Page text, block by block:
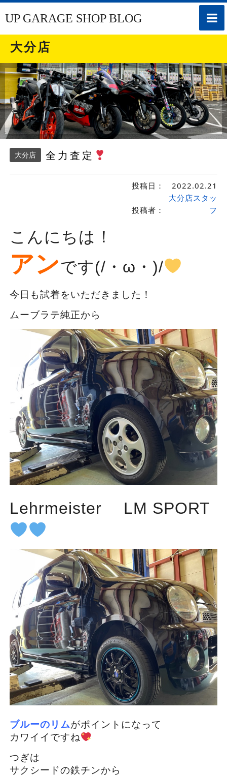
toggle
UP GARAGE SHOP BLOG
大分店
大分店 全力査定
投稿日： 2022.02.21
投稿者：
大分店スタッ
フ
こんにちは！
アンです(/・ω・)/
今日も試着をいただきました！
ムーブラテ純正から
Lehrmeister LM SPORT
ブルーのリムがポイントになって
カワイイですね
つぎは
サクシードの鉄チンから